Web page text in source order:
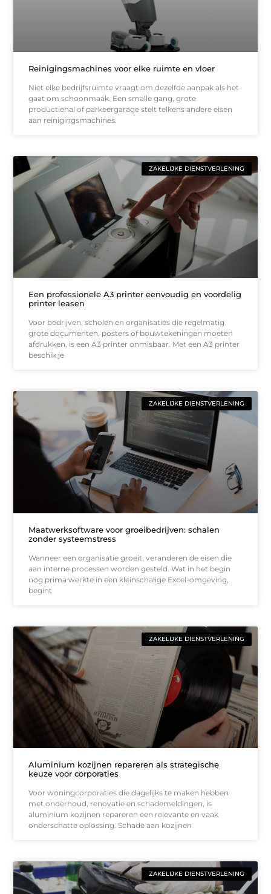
Reinigingsmachines voor elke ruimte en vloer
Niet elke bedrijfsruimte vraagt om dezelfde aanpak als het
gaat om schoonmaak. Een smalle gang, grote
productiehal of parkeergarage stelt telkens andere eisen
aan reinigingsmachines.
ZAKELIJKE DIENSTVERLENING
Een professionele A3 printer eenvoudig en voordelig
printer leasen
Voor bedrijven, scholen en organisaties die regelmatig
grote documenten, posters of bouwtekeningen moeten
afdrukken, is een A3 printer onmisbaar. Met een A3 printer
beschik je
ZAKELIJKE DIENSTVERLENING
Maatwerksoftware voor groeibedrijven: schalen
zonder systeemstress
Wanneer een organisatie groeit, veranderen de eisen die
aan interne processen worden gesteld. Wat in het begin
nog prima werkte in een kleinschalige Excel-omgeving,
begint
ZAKELIJKE DIENSTVERLENING
Aluminium kozijnen repareren als strategische
keuze voor corporaties
Voor woningcorporaties die dagelijks te maken hebben
met onderhoud, renovatie en schademeldingen, is
aluminium kozijnen repareren een relevante en vaak
onderschatte oplossing. Schade aan kozijnen
ZAKELIJKE DIENSTVERLENING